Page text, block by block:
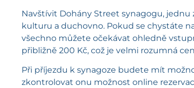
Navštívit Dohány Street synagogu, jednu
kulturu a duchovno. Pokud se chystáte
všechno můžete očekávat ohledně
přibližně 200 Kč, což je velmi rozumná
Při příjezdu k synagoze budete mít
zkontrolovat onu možnost online